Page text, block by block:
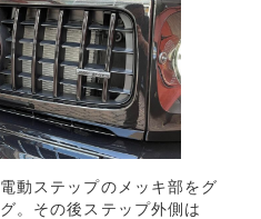
動ステップのメッキ部をグ
。その後ステップ外側は